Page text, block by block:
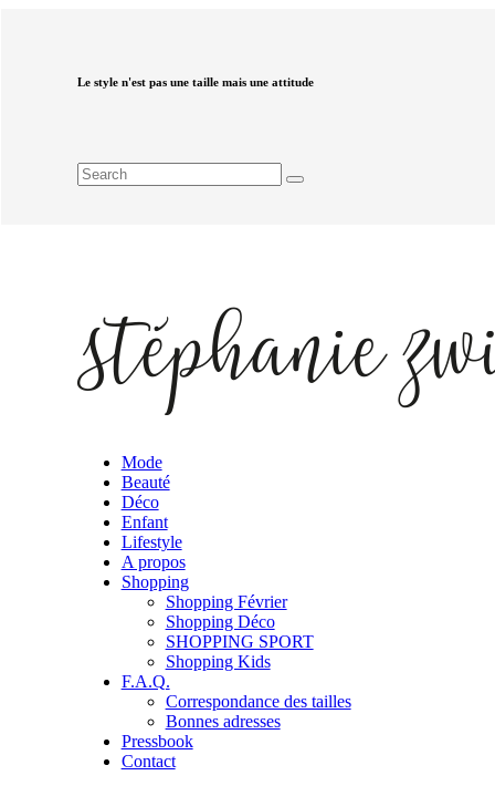
Le style n'est pas une taille mais une attitude
Mode
Beauté
Déco
Enfant
Lifestyle
A propos
Shopping
Shopping Février
Shopping Déco
SHOPPING SPORT
Shopping Kids
F.A.Q.
Correspondance des tailles
Bonnes adresses
Pressbook
Contact